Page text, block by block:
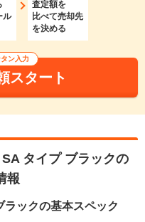
ル
査定額を
比べて売却先
を決める
ン入力
スタート
タイプ ブラックの
報
ラックの基本スペック